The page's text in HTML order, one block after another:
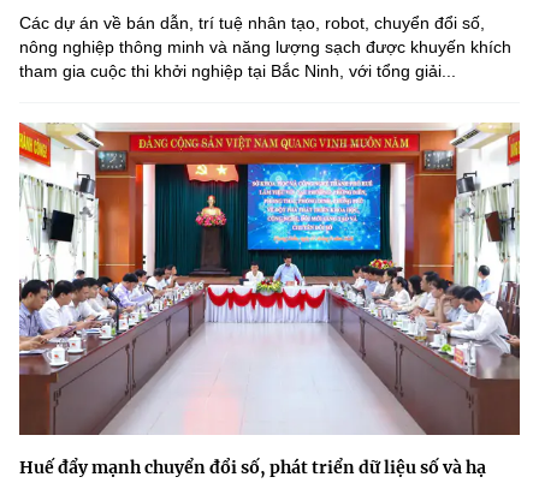
Các dự án về bán dẫn, trí tuệ nhân tạo, robot, chuyển đổi số,
nông nghiệp thông minh và năng lượng sạch được khuyến khích
tham gia cuộc thi khởi nghiệp tại Bắc Ninh, với tổng giải...
Huế đẩy mạnh chuyển đổi số, phát triển dữ liệu số và hạ